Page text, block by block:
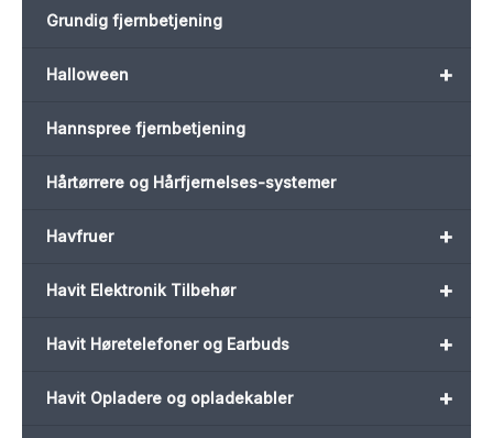
Grundig fjernbetjening
+
Halloween
Hannspree fjernbetjening
Hårtørrere og Hårfjernelses-systemer
+
Havfruer
+
Havit Elektronik Tilbehør
+
Havit Høretelefoner og Earbuds
+
Havit Opladere og opladekabler